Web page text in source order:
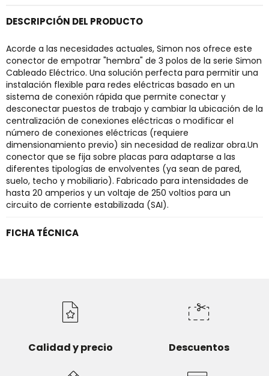
DESCRIPCIÓN DEL PRODUCTO
Acorde a las necesidades actuales, Simon nos ofrece este
conector de empotrar "hembra" de 3 polos de la serie Simon
Cableado Eléctrico. Una solución perfecta para permitir una
instalación flexible para redes eléctricas basado en un
sistema de conexión rápida que permite conectar y
desconectar puestos de trabajo y cambiar la ubicación de la
centralización de conexiones eléctricas o modificar el
número de conexiones eléctricas (requiere
dimensionamiento previo) sin necesidad de realizar obra.Un
conector que se fija sobre placas para adaptarse a las
diferentes tipologías de envolventes (ya sean de pared,
suelo, techo y mobiliario). Fabricado para intensidades de
hasta 20 amperios y un voltaje de 250 voltios para un
circuito de corriente estabilizada (SAI).
FICHA TÉCNICA
Calidad y precio Descuentos